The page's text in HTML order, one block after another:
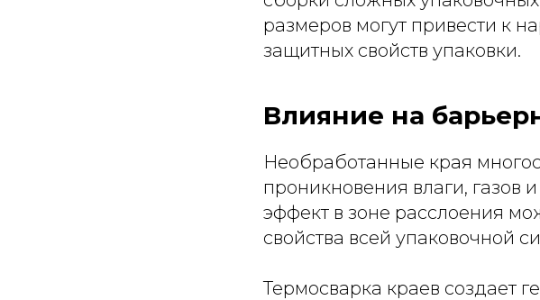
размеров могут привести к
защитных свойств упаковки.
Влияние на
Необработанные края
проникновения влаги, газов
эффект в зоне расслоения
свойства всей упаковочной
Термосварка краев создает